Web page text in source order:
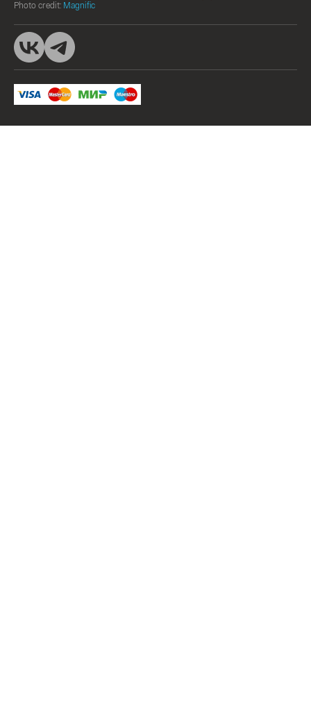
Photo credit: Magnific